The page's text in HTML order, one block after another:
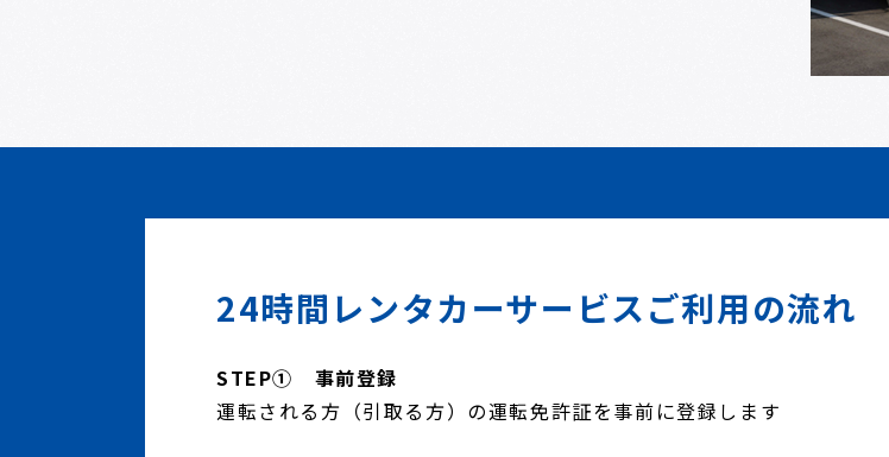
24時間レンタカーサービスご利用の流れ
STEP① 事前登録
運転される方（引取る方）の運転免許証を事前に登録します